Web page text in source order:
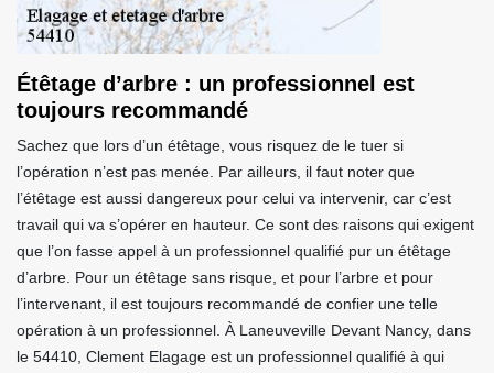
Étêtage d’arbre : un professionnel est
toujours recommandé
Sachez que lors d’un étêtage, vous risquez de le tuer si
l’opération n’est pas menée. Par ailleurs, il faut noter que
l’étêtage est aussi dangereux pour celui va intervenir, car c’est
travail qui va s’opérer en hauteur. Ce sont des raisons qui exigent
que l’on fasse appel à un professionnel qualifié pur un étêtage
d’arbre. Pour un étêtage sans risque, et pour l’arbre et pour
l’intervenant, il est toujours recommandé de confier une telle
opération à un professionnel. À Laneuveville Devant Nancy, dans
le 54410, Clement Elagage est un professionnel qualifié à qui